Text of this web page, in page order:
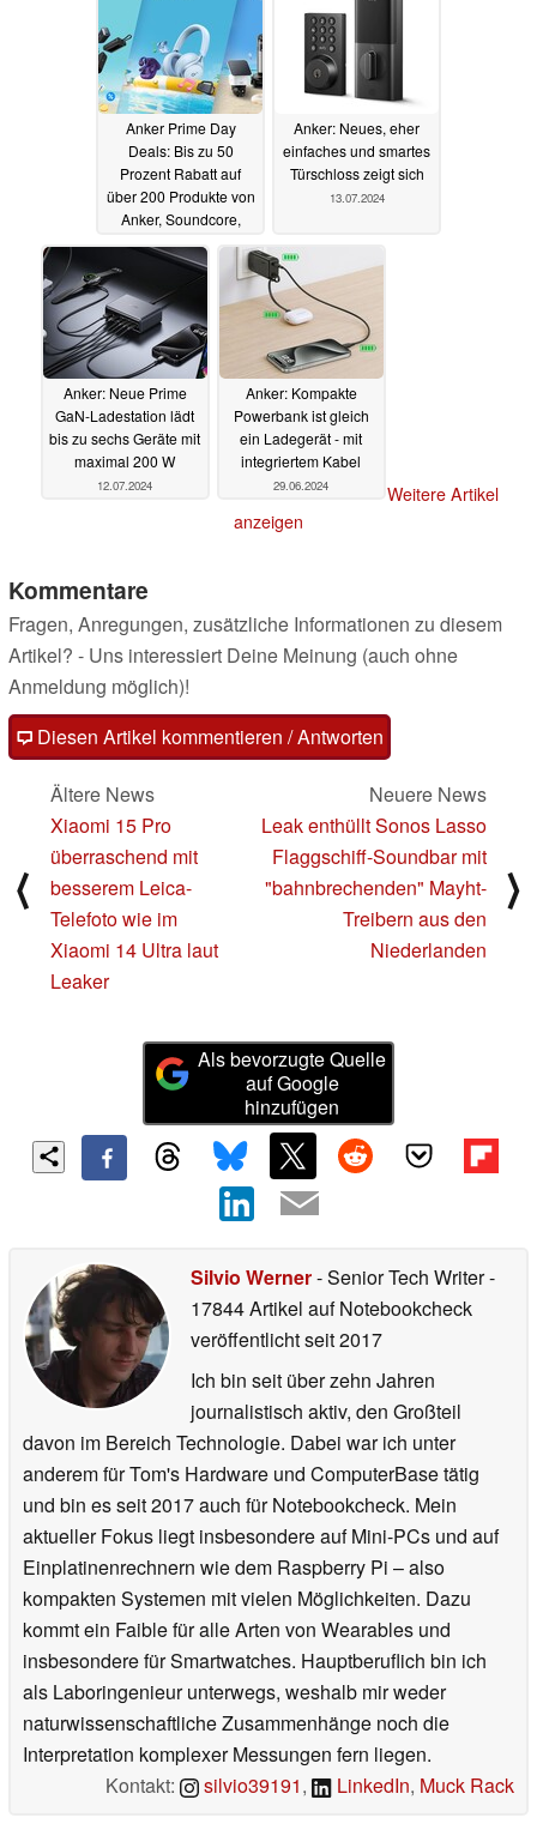
Anker Prime Day
Deals: Bis zu 50
Prozent Rabatt auf
über 200 Produkte von
Anker, Soundcore,
Solix, Eufy, Nebula und
15.07.2024
Anker: Neues, eher
einfaches und smartes
Türschloss zeigt sich
13.07.2024
Anker: Neue Prime
GaN-Ladestation lädt
bis zu sechs Geräte mit
maximal 200 W
12.07.2024
Anker: Kompakte
Powerbank ist gleich
ein Ladegerät - mit
integriertem Kabel
29.06.2024
Weitere Artikel
anzeigen
Kommentare
Fragen, Anregungen, zusätzliche Informationen zu diesem
Artikel? - Uns interessiert Deine Meinung (auch ohne
Anmeldung möglich)!
Diesen Artikel kommentieren / Antworten
⟨
Ältere News
Xiaomi 15 Pro
überraschend mit
besserem Leica-
Telefoto wie im
Xiaomi 14 Ultra laut
Leaker
Neuere News
Leak enthüllt Sonos Lasso
Flaggschiff-Soundbar mit
"bahnbrechenden" Mayht-
Treibern aus den
Niederlanden
⟩
Als bevorzugte Quelle
auf Google
hinzufügen
Silvio Werner- Senior Tech Writer-
17844 Artikel auf Notebookcheck
veröffentlichtseit 2017
Ich bin seit über zehn Jahren
journalistisch aktiv, den Großteil
davon im Bereich Technologie. Dabei war ich unter
anderem für Tom's Hardware und ComputerBase tätig
und bin es seit 2017 auch für Notebookcheck. Mein
aktueller Fokus liegt insbesondere auf Mini-PCs und auf
Einplatinenrechnern wie dem Raspberry Pi – also
kompakten Systemen mit vielen Möglichkeiten. Dazu
kommt ein Faible für alle Arten von Wearables und
insbesondere für Smartwatches. Hauptberuflich bin ich
als Laboringenieur unterwegs, weshalb mir weder
naturwissenschaftliche Zusammenhänge noch die
Interpretation komplexer Messungen fern liegen.
Kontakt:
silvio39191, LinkedIn, Muck Rack